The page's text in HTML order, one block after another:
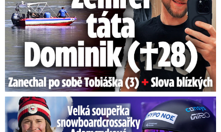
Velká soupeřka Adamczykové: Šokující konec!